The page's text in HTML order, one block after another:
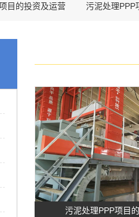
目的投资及运营 污泥处理PPP
污泥处理PPP项目